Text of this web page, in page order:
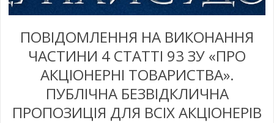
ПОВІДОМЛЕННЯ НА ВИКОНАННЯ
ЧАСТИНИ 4 СТАТТІ 93 ЗУ «ПРО
АКЦІОНЕРНІ ТОВАРИСТВА».
ПУБЛІЧНА БЕЗВІДКЛИЧНА
ПРОПОЗИЦІЯ ДЛЯ ВСІХ АКЦІОНЕРІВ